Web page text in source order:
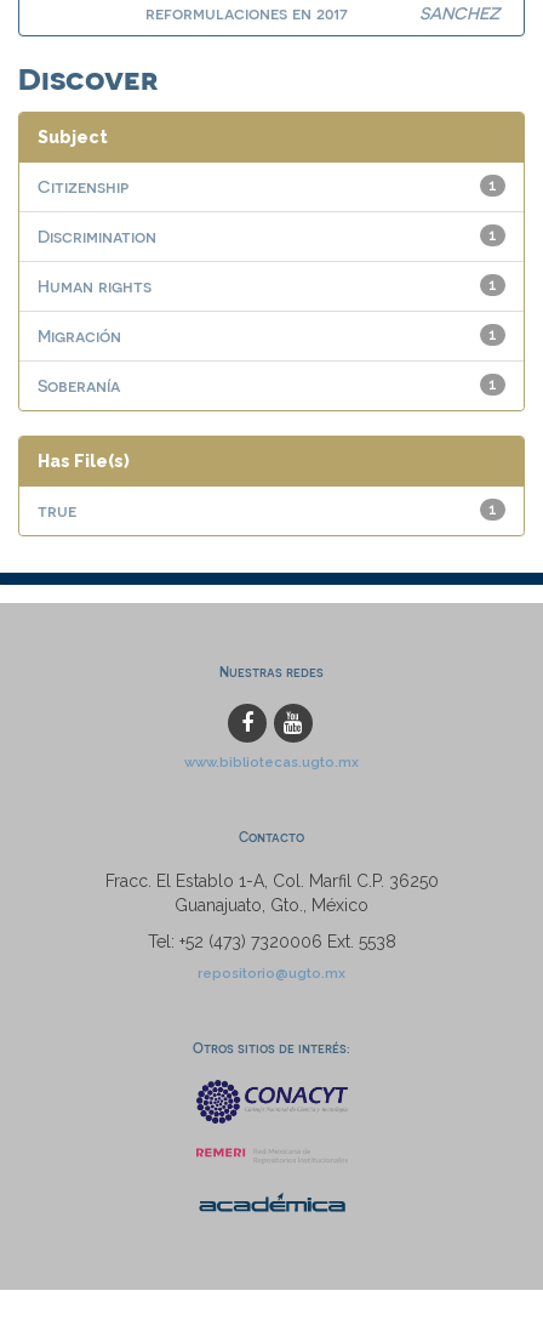
reformulaciones en 2017
SANCHEZ
Discover
Subject
1
Citizenship
1
Discrimination
1
Human rights
1
Migración
1
Soberanía
Has File(s)
1
true
Nuestras redes
www.bibliotecas.ugto.mx
Contacto
Fracc. El Establo 1-A, Col. Marfil C.P. 36250
Guanajuato, Gto., México
Tel: +52 (473) 7320006 Ext. 5538
repositorio@ugto.mx
Otros sitios de interés: